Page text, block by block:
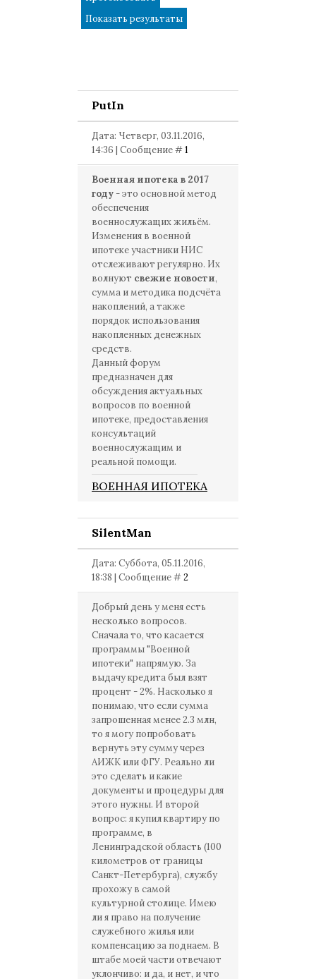
PutIn
Дата: Четверг, 03.11.2016,
14:36 | Сообщение #1
Военная ипотека в 2017
году - это основной метод
обеспечения
военнослужащих жильём.
Изменения в военной
ипотеке участники НИС
отслеживают регулярно. Их
волнуют свежие новости,
сумма и методика подсчёта
накоплений, а также
порядок использования
накопленных денежных
средств.
Данный форум
предназначен для
обсуждения актуальных
вопросов по военной
ипотеке, предоставления
консультаций
военнослужащим и
реальной помощи.
ВОЕННАЯ ИПОТЕКА
SilentMan
Дата: Суббота, 05.11.2016,
18:38 | Сообщение #2
Добрый день у меня есть
несколько вопросов.
Сначала то, что касается
программы "Военной
ипотеки" напрямую. За
выдачу кредита был взят
процент - 2%. Насколько я
понимаю, что если сумма
запрошенная менее 2.3 млн,
то я могу попробовать
вернуть эту сумму через
АИЖК или ФГУ. Реально ли
это сделать и какие
документы и процедуры для
этого нужны. И второй
вопрос: я купил квартиру по
программе, в
Ленинградской область (100
километров от границы
Санкт-Петербурга), службу
прохожу в самой
культурной столице. Имею
ли я право на получение
служебного жилья или
компенсацию за поднаем. В
штабе моей части отвечают
уклончиво: и да, и нет, и что